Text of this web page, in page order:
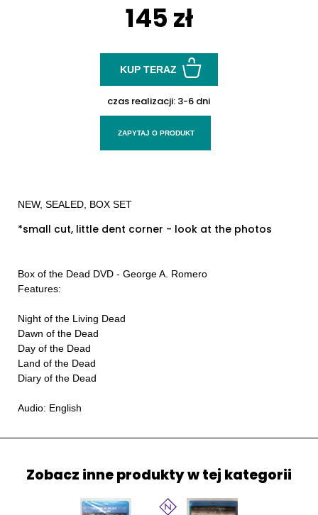
145 zł
KUP TERAZ
czas realizacji: 3-6 dni
ZAPYTAJ O PRODUKT
NEW, SEALED, BOX SET
*small cut, little dent corner - look at the photos
Box of the Dead DVD - George A. Romero
Features:
Night of the Living Dead
Dawn of the Dead
Day of the Dead
Land of the Dead
Diary of the Dead
Audio: English
Zobacz inne produkty w tej kategorii